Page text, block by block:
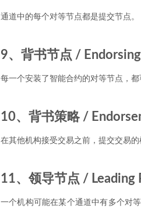
通道中的每个对等节点都是提交节点。
9、背书节点 /
每一个安装了智能合约的对等节点，都
10、背书策略 /
在其他机构接受交易之前，提交交易
11、领导节点 / Leading
一个机构可能在某个通道中有多个对